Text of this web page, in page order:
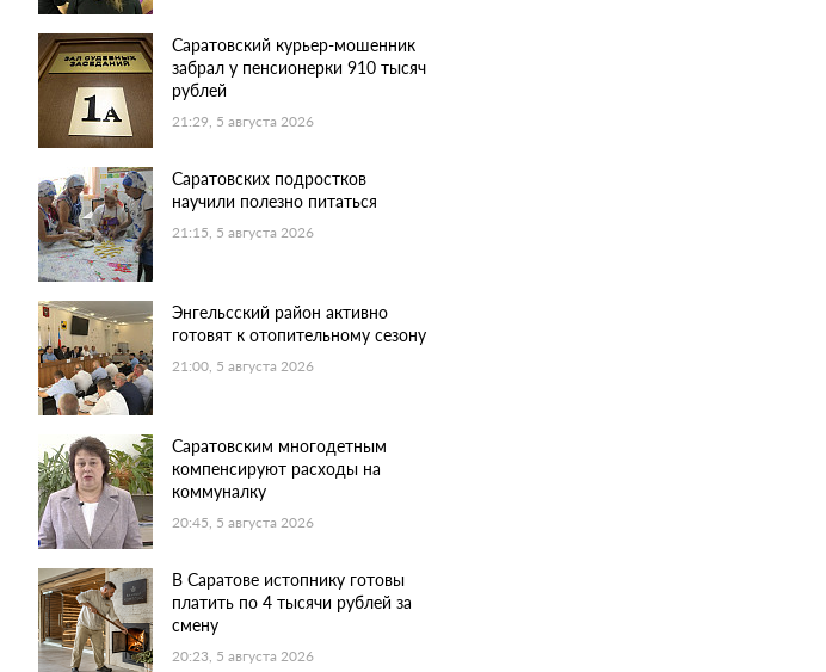
Саратовский курьер-мошенник
забрал у пенсионерки 910 тысяч
рублей
21:29, 5 августа 2026
Саратовских подростков
научили полезно питаться
21:15, 5 августа 2026
Энгельсский район активно
готовят к отопительному сезону
21:00, 5 августа 2026
Саратовским многодетным
компенсируют расходы на
коммуналку
20:45, 5 августа 2026
В Саратове истопнику готовы
платить по 4 тысячи рублей за
смену
20:23, 5 августа 2026